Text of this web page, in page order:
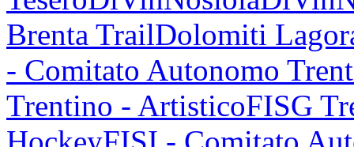
Brenta TrailDolomiti
- Comitato Autonomo
Trentino - ArtisticoFISG